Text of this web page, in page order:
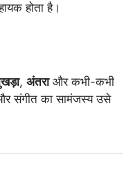
होता है।
, अंतराऔर कभी-कभी
संगीत का सामंजस्य उसे